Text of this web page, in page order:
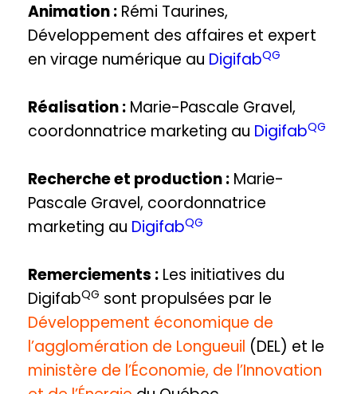
Animation : Rémi Taurines,
Développement des affaires et expert
en virage numérique au DigifabQG
Réalisation : Marie-Pascale Gravel,
coordonnatrice marketing au DigifabQG
Recherche et production : Marie-
Pascale Gravel, coordonnatrice
marketing au DigifabQG
Remerciements : Les initiatives du
DigifabQG sont propulsées par le
Développement économique de
l’agglomération de Longueuil (DEL) et le
ministère de l’Économie, de l’Innovation